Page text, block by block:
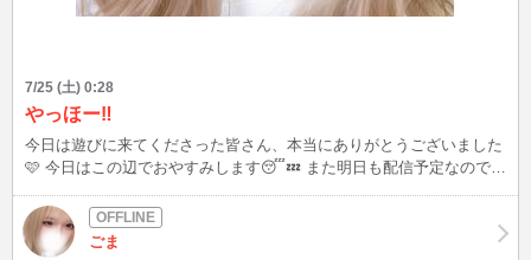
7/25 (土) 0:28
やっほー‼️
今日は遊びに来てくださった皆さん、本当にありがとうございました
🩷 今日はこの辺でおやすみします😴💤 また明日も配信予定なので、
す✨
ごま